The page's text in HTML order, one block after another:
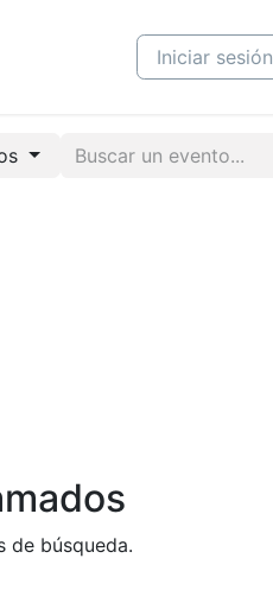
CursosIniciar sesión
de búsqueda.